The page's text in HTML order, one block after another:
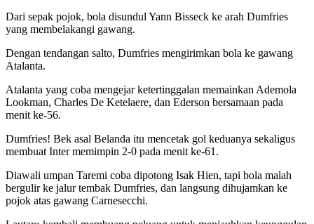
Dari sepak pojok, bola disundul Yann Bisseck ke arah Dumfries
yang membelakangi gawang.
Dengan tendangan salto, Dumfries mengirimkan bola ke gawang
Atalanta.
Atalanta yang coba mengejar ketertinggalan memainkan Ademola
Lookman, Charles De Ketelaere, dan Ederson bersamaan pada
menit ke-56.
Dumfries! Bek asal Belanda itu mencetak gol keduanya sekaligus
membuat Inter memimpin 2-0 pada menit ke-61.
Diawali umpan Taremi coba dipotong Isak Hien, tapi bola malah
bergulir ke jalur tembak Dumfries, dan langsung dihujamkan ke
pojok atas gawang Carnesecchi.